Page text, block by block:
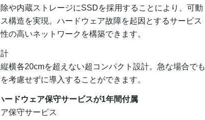
や内蔵ストレージにSSDを採用することにより、可動
構造を実現。ハードウェア故障を起因とするサービス
の高いネットワークを構築できます。
横各20cmを超えない超コンパクト設計。急な場合でも
考慮せずに導入することができます。
ードウェア保守サービスが1年間付属
保守サービス